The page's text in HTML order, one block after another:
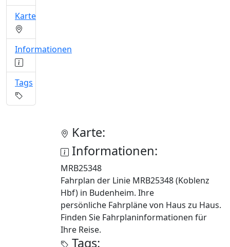
Karte:
Informationen:
MRB25348
Fahrplan der Linie MRB25348 (Koblenz
Hbf) in Budenheim. Ihre
persönliche Fahrpläne von Haus zu Haus.
Finden Sie Fahrplaninformationen für
Ihre Reise.
Tags:
Karte
Informationen
Tags